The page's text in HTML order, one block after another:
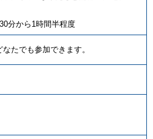
分から1時間半程度
たでも参加できます。